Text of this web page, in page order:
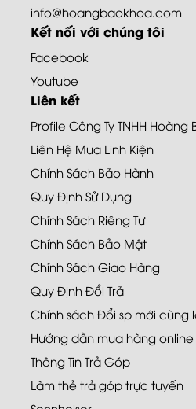
info@hoangbaokhoa.com
Kết nối với chúng tôi
Facebook
Youtube
Liên kết
Profile Công Ty TNHH Hoàng
Liên Hệ Mua Linh Kiện
Chính Sách Bảo Hành
Quy Định Sử Dụng
Chính Sách Riêng Tư
Chính Sách Bảo Mật
Chính Sách Giao Hàng
Quy Định Đổi Trả
Chính sách Đổi sp mới cùng
Hướng dẫn mua hàng online
Thông Tin Trả Góp
Làm thẻ trả góp trực tuyến